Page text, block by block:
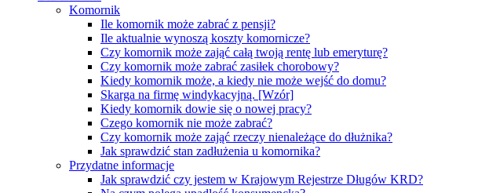
Komornik
Ile komornik może zabrać z pensji?
Ile aktualnie wynoszą koszty komornicze?
Czy komornik może zająć całą twoją rentę lub emeryturę?
Czy komornik może zabrać zasiłek chorobowy?
Kiedy komornik może, a kiedy nie może wejść do domu?
Skarga na firmę windykacyjną. [Wzór]
Kiedy komornik dowie się o nowej pracy?
Czego komornik nie może zabrać?
Czy komornik może zająć rzeczy nienależące do dłużnika?
Jak sprawdzić stan zadłużenia u komornika?
Przydatne informacje
Jak sprawdzić czy jestem w Krajowym Rejestrze Długów KRD?